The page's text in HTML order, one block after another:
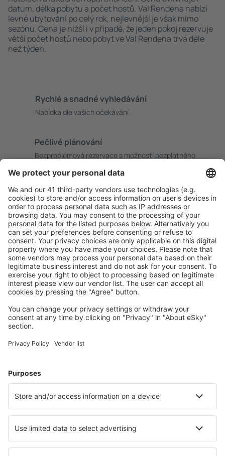
datum, délka pobytu a počet hostů. Val Rendena nabízí
levné ubytování po celý rok, nejlevnější je však mimo
sezónu. Cena je nižší i v případě, že jeden pokoj rezervuje
větší počet hostů nebo pobyt ve Val Rendena trvá déle
než týden.
Rychlé a snadné vyhledávání
Nabídka dle vašich očekávání.
Pečlivé plánování
Bezproblémová rezervace s možností bezplatného
S námi ušetříte
Atraktivní ceny a speciální nabídky pro přihlášené
uživatele.
Ubytování dle vašeho gusta
Vyberte si z více než 1.3 milionu zařízení: hotelů,
apartmánů, chat a dalších.
Ubytování v Itálii - Oblíbená města
Ubytování v Římě Ubytování in Ceglie Messapica
Ubytování in Agropoli Ubytování in La Maddalena
Nejlepší ubytování - města